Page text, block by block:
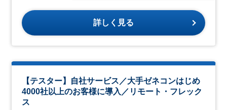
詳しく見る
【テスター】自社サービス／大手ゼネコンはじめ
4000社以上のお客様に導入／リモート・フレック
ス